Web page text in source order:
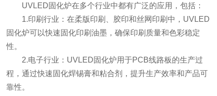
UVLED固化炉在多个行业中都有广泛的应用，包括：
1.印刷行业：在柔版印刷、胶印和丝网印刷中，UVLED
固化炉可以快速固化印刷油墨，确保印刷质量和色彩稳定
性。
2.电子行业：UVLED固化炉用于PCB线路板的生产过
程，通过快速固化焊锡膏和粘合剂，提升生产效率和产品可
靠性。